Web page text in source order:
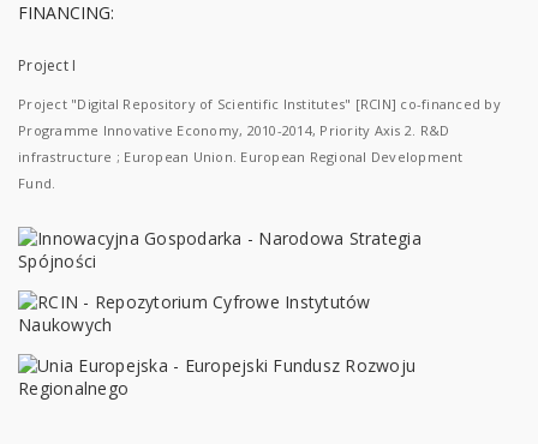
FINANCING:
Project I
Project "Digital Repository of Scientific Institutes" [RCIN] co-financed by
Programme Innovative Economy, 2010-2014, Priority Axis 2. R&D
infrastructure ; European Union. European Regional Development
Fund.